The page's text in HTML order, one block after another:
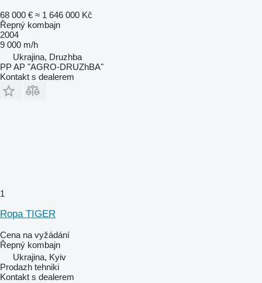
68 000 € ≈ 1 646 000 Kč
Řepný kombajn
2004
9 000 m/h
Ukrajina, Druzhba
PP AP "AGRO-DRUZhBA"
Kontakt s dealerem
1
Ropa TIGER
Cena na vyžádání
Řepný kombajn
Ukrajina, Kyiv
Prodazh tehniki
Kontakt s dealerem